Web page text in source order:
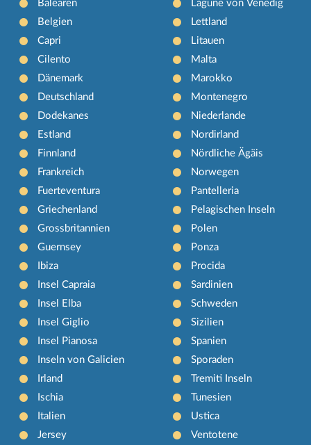
Balearen
Belgien
Capri
Cilento
Dänemark
Deutschland
Dodekanes
Estland
Finnland
Frankreich
Fuerteventura
Griechenland
Grossbritannien
Guernsey
Ibiza
Insel Capraia
Insel Elba
Insel Giglio
Insel Pianosa
Inseln von Galicien
Irland
Ischia
Italien
Jersey
Lagune von Venedig
Lettland
Litauen
Malta
Marokko
Montenegro
Niederlande
Nordirland
Nördliche Ägäis
Norwegen
Pantelleria
Pelagischen Inseln
Polen
Ponza
Procida
Sardinien
Schweden
Sizilien
Spanien
Sporaden
Tremiti Inseln
Tunesien
Ustica
Ventotene